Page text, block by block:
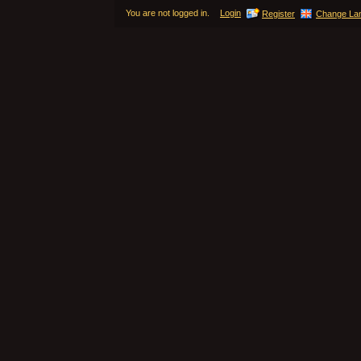
You are not logged in. Login Register Change